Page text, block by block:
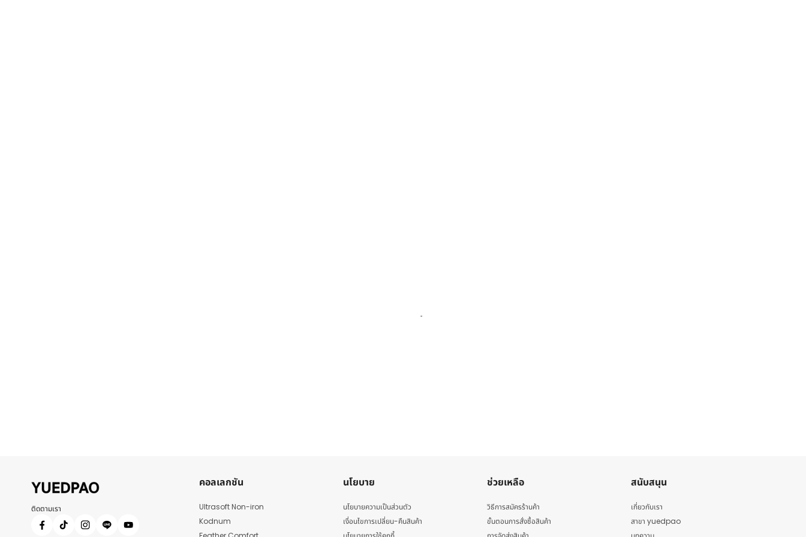
ติดตามเรา
คอลเลกชัน
Ultrasoft Non-iron
Kodnum
นโยบาย
นโยบายความเป็นส่วนตัว
เงื่อนไขการเปลี่ยน-คืนสินค้า
ช่วยเหลือ
วิธีการสมัครร้านค้า
ขั้นตอนการสั่งซื้อสินค้า
สนับสนุน
เกี่ยวกับเรา
สาขา yuedpao